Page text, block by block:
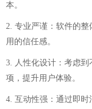
本。
2. 专业严谨：软件的
用的信任感。
3. 人性化设计：考虑
项，提升用户体验。
4. 互动性强：通过即